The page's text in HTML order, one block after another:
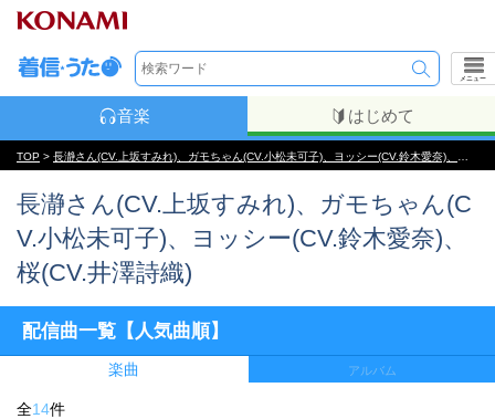
メニュー
音楽 はじめて
TOP > 長瀞さん(CV.上坂すみれ)、ガモちゃん(CV.小松未可子)、ヨッシー(CV.鈴木愛奈)、桜(CV.井澤詩織)
長瀞さん(CV.上坂すみれ)、ガモちゃん(C
V.小松未可子)、ヨッシー(CV.鈴木愛奈)、
桜(CV.井澤詩織)
配信曲一覧【人気曲順】
楽曲 アルバム
全14件